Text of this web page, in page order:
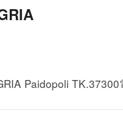
Paidopoli